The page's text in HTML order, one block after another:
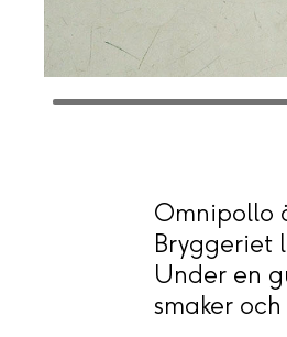
Omnipollo
Bryggeriet
Under en
smaker